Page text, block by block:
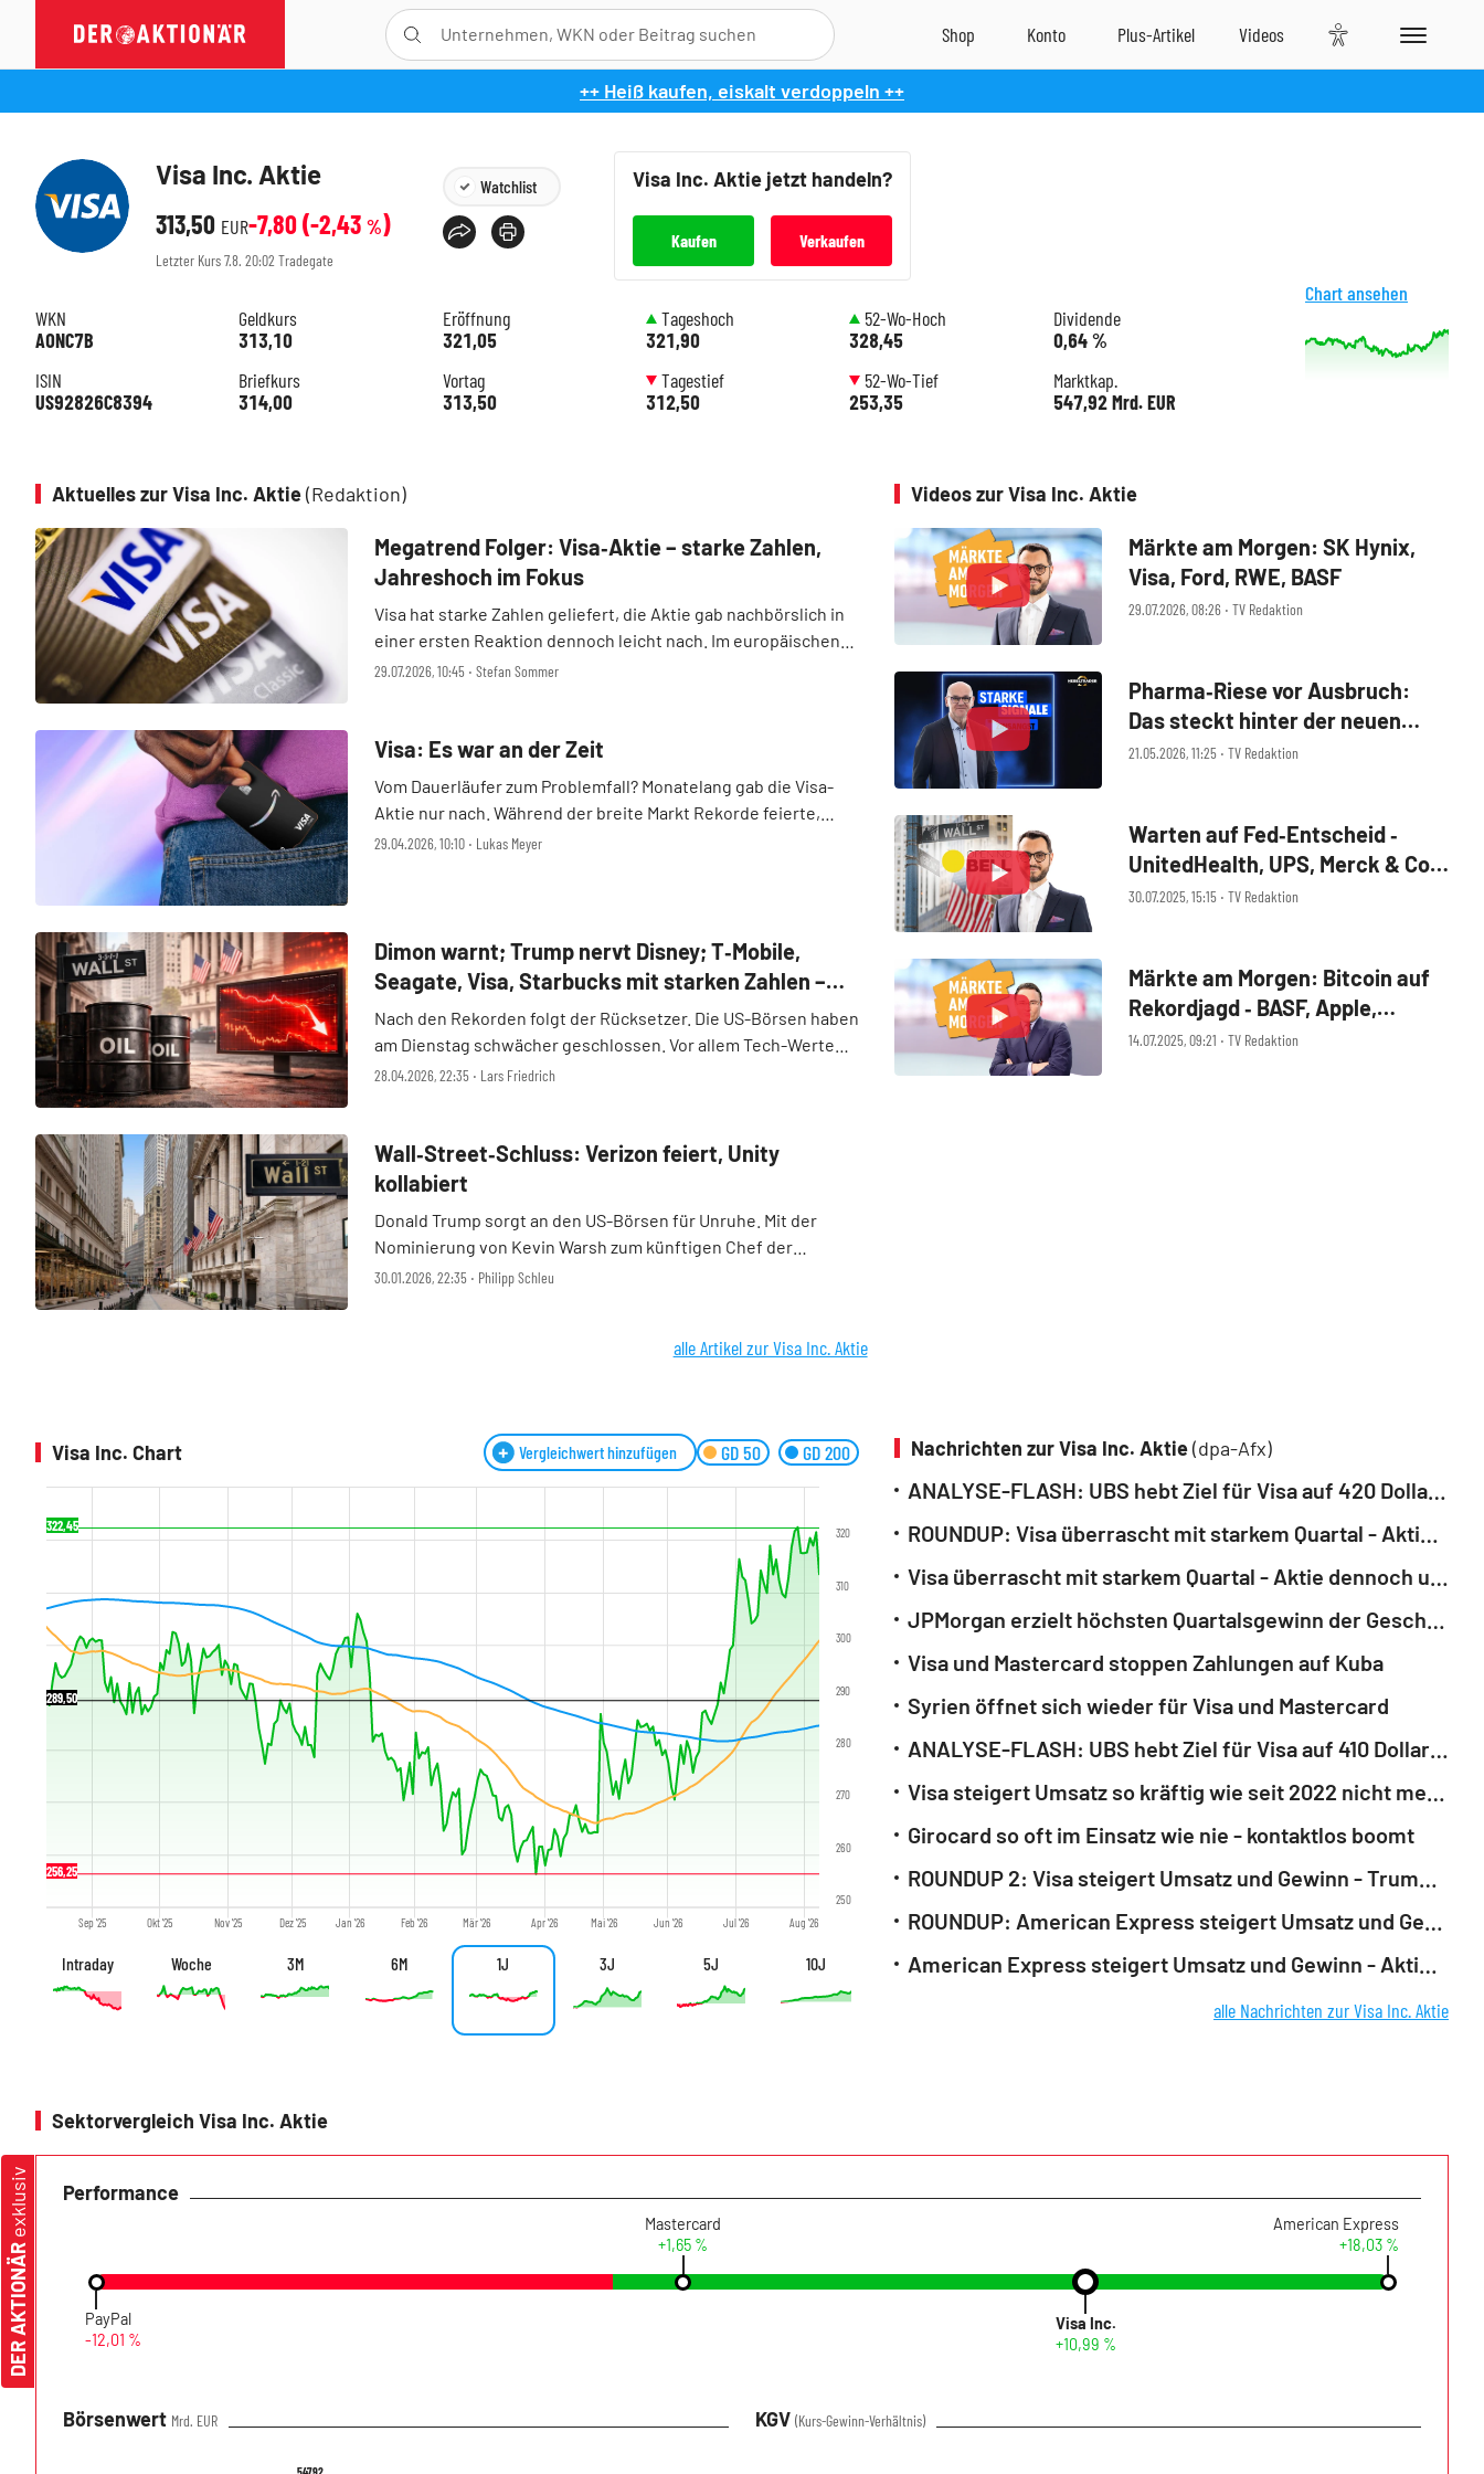
++ Heiß kaufen, eiskalt verdoppeln ++
Visa Inc. Aktie
313,50 EUR-7,80(-2,43 %)
Letzter Kurs7.8. 20:02 Tradegate
Watchlist
Chart ansehen
Visa Inc. Aktie jetzt handeln?
Kaufen Verkaufen
WKN
A0NC7B
ISIN
US92826C8394
Geldkurs
313,10
Briefkurs
314,00
Eröffnung
321,05
Vortag
313,50
Tageshoch
321,90
Tagestief
312,50
52-Wo-Hoch
328,45
52-Wo-Tief
253,35
Dividende
0,64 %
Marktkap.
547,92 Mrd. EUR
Aktuelles zur Visa Inc. Aktie(Redaktion)
29.07.2026, 10:45 ‧ Stefan Sommer
Megatrend Folger: Visa‑Aktie – starke Zahlen,
Jahreshoch im Fokus
Visa hat starke Zahlen geliefert, die Aktie gab nachbörslich in
einer ersten Reaktion dennoch leicht nach. Im europäischen
Handel kann die Aktie aber heute bereits wieder zulegen. Der
29.04.2026, 10:10 ‧ Lukas Meyer
Visa: Es war an der Zeit
Vom Dauerläufer zum Problemfall? Monatelang gab die Visa-
Aktie nur nach. Während der breite Markt Rekorde feierte,
lasteten der Druck durch Stablecoins und die Angst vor einem
28.04.2026, 22:35 ‧ Lars Friedrich
Dimon warnt; Trump nervt Disney; T‑Mobile,
Seagate, Visa, Starbucks mit starken Zahlen –
Wall Street
Nach den Rekorden folgt der Rücksetzer. Die US-Börsen haben
am Dienstag schwächer geschlossen. Vor allem Tech-Werte
standen unter Druck. Auslöser waren neue Zweifel am KI-Trade
30.01.2026, 22:35 ‧ Philipp Schleu
Wall‑Street‑Schluss: Verizon feiert, Unity
kollabiert
Donald Trump sorgt an den US-Börsen für Unruhe. Mit der
Nominierung von Kevin Warsh zum künftigen Chef der
Notenbank Fed schickte der Präsident die Kurse am Freitag auf
alle Artikel zur Visa Inc. Aktie
Videos zur Visa Inc. Aktie
29.07.2026, 08:26 ‧ TV Redaktion
Märkte am Morgen: SK Hynix,
Visa, Ford, RWE, BASF
21.05.2026, 11:25 ‧ TV Redaktion
Pharma‑Riese vor Ausbruch:
Das steckt hinter der neuen
Rally
30.07.2025, 15:15 ‧ TV Redaktion
Warten auf Fed‑Entscheid ‑
UnitedHealth, UPS, Merck & Co,
Boeing, Visa, Starbucks
14.07.2025, 09:21 ‧ TV Redaktion
Märkte am Morgen: Bitcoin auf
Rekordjagd ‑ BASF, Apple,
Microsoft, Levi Strauss, Visa
Visa Inc. Chart Vergleichwert hinzufügen GD 50 GD 200
Sep '25 Okt '25 Nov '25 Dez '25 Jan '26 Feb '26 Mär '26 Apr '26 Mai '26 Jun '26 Jul '26 Aug '26
250
260
270
280
290
300
310
320
289,50
256,25
322,45
Intraday Woche 3M 6M 1J 3J 5J 10J
Nachrichten zur Visa Inc. Aktie(dpa-Afx)
ANALYSE-FLASH: UBS hebt Ziel für Visa auf 420 Dollar - 'Buy'
ROUNDUP: Visa überrascht mit starkem Quartal - Aktie legt zu
Visa überrascht mit starkem Quartal - Aktie dennoch unter Druck
JPMorgan erzielt höchsten Quartalsgewinn der Geschichte - Aktie gibt nach
Visa und Mastercard stoppen Zahlungen auf Kuba
Syrien öffnet sich wieder für Visa und Mastercard
ANALYSE-FLASH: UBS hebt Ziel für Visa auf 410 Dollar - 'Buy'
Visa steigert Umsatz so kräftig wie seit 2022 nicht mehr - Aktie legt zu
Girocard so oft im Einsatz wie nie - kontaktlos boomt
ROUNDUP 2: Visa steigert Umsatz und Gewinn - Trumps Zinspläne verunsichern
ROUNDUP: American Express steigert Umsatz und Gewinn - Aktie verliert
American Express steigert Umsatz und Gewinn - Aktie verliert
alle Nachrichten zur Visa Inc. Aktie
Sektorvergleich Visa Inc. Aktie
Performance
PayPal
-12,01 %
Mastercard
+1,65 %
Visa Inc.
+10,99 %
American Express
+18,03 %
Börsenwert Mrd. EUR KGV (Kurs-Gewinn-Verhältnis)
DER AKTIONÄR
exklusiv